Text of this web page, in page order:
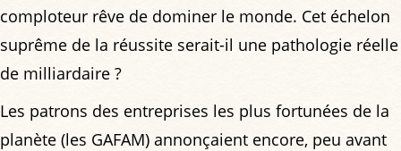
comploteur rêve de dominer le monde. Cet échelon
suprême de la réussite serait-il une pathologie réelle
de milliardaire ?
Les patrons des entreprises les plus fortunées de la
planète (les GAFAM) annonçaient encore, peu avant